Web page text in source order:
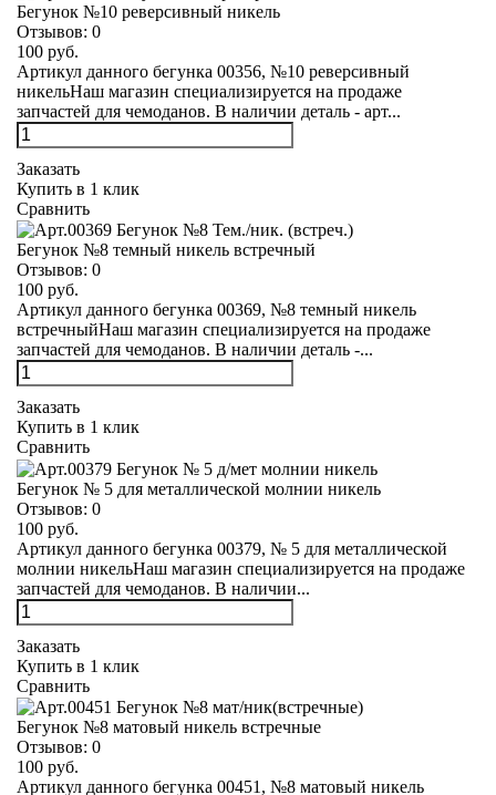
Бегунок №10 реверсивный никель
Отзывов: 0
100 руб.
Артикул данного бегунка 00356, №10 реверсивный
никельНаш магазин специализируется на продаже
запчастей для чемоданов. В наличии деталь - арт...
Заказать
Купить в 1 клик
Сравнить
Бегунок №8 темный никель встречный
Отзывов: 0
100 руб.
Артикул данного бегунка 00369, №8 темный никель
встречныйНаш магазин специализируется на продаже
запчастей для чемоданов. В наличии деталь -...
Заказать
Купить в 1 клик
Сравнить
Бегунок № 5 для металлической молнии никель
Отзывов: 0
100 руб.
Артикул данного бегунка 00379, № 5 для металлической
молнии никельНаш магазин специализируется на продаже
запчастей для чемоданов. В наличии...
Заказать
Купить в 1 клик
Сравнить
Бегунок №8 матовый никель встречные
Отзывов: 0
100 руб.
Артикул данного бегунка 00451, №8 матовый никель